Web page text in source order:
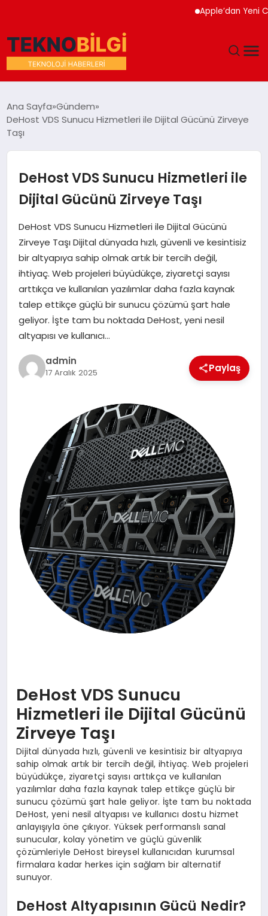
Apple’dan Yeni Cihaz
SAĞLIK
SIYASET
SPOR
TEKNOLOJI
YAŞAM
Ana Sayfa Gündem
DeHost VDS Sunucu Hizmetleri ile Dijital Gücünü Zirveye
Taşı
DeHost VDS Sunucu Hizmetleri ile
Dijital Gücünü Zirveye Taşı
DeHost VDS Sunucu Hizmetleri ile Dijital Gücünü
Zirveye Taşı Dijital dünyada hızlı, güvenli ve kesintisiz
bir altyapıya sahip olmak artık bir tercih değil,
ihtiyaç. Web projeleri büyüdükçe, ziyaretçi sayısı
arttıkça ve kullanılan yazılımlar daha fazla kaynak
talep ettikçe güçlü bir sunucu çözümü şart hale
geliyor. İşte tam bu noktada DeHost, yeni nesil
altyapısı ve kullanıcı…
admin
17 Aralık 2025 Paylaş
DeHost VDS Sunucu
Hizmetleri ile Dijital Gücünü
Zirveye Taşı
Dijital dünyada hızlı, güvenli ve kesintisiz bir altyapıya
sahip olmak artık bir tercih değil, ihtiyaç. Web projeleri
büyüdükçe, ziyaretçi sayısı arttıkça ve kullanılan
yazılımlar daha fazla kaynak talep ettikçe güçlü bir
sunucu çözümü şart hale geliyor. İşte tam bu noktada
DeHost, yeni nesil altyapısı ve kullanıcı dostu hizmet
anlayışıyla öne çıkıyor. Yüksek performanslı sanal
sunucular, kolay yönetim ve güçlü güvenlik
çözümleriyle DeHost bireysel kullanıcıdan kurumsal
firmalara kadar herkes için sağlam bir alternatif
sunuyor.
DeHost Altyapısının Gücü Nedir?